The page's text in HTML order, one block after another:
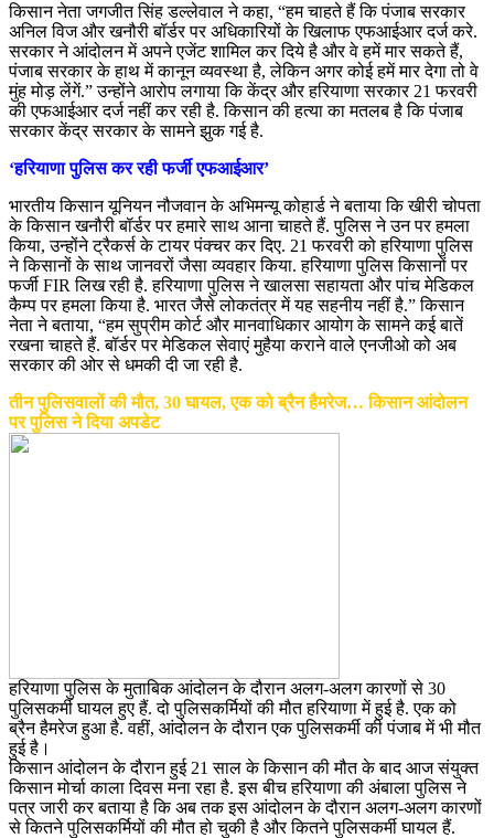
किसान नेता जगजीत सिंह डल्लेवाल ने कहा, “हम चाहते हैं कि पंजाब सरकार
अनिल विज और खनौरी बॉर्डर पर अधिकारियों के खिलाफ एफआईआर दर्ज करे.
सरकार ने आंदोलन में अपने एजेंट शामिल कर दिये है और वे हमें मार सकते हैं,
पंजाब सरकार के हाथ में कानून व्यवस्था है, लेकिन अगर कोई हमें मार देगा तो वे
मुंह मोड़ लेंगें.” उन्होंने आरोप लगाया कि केंद्र और हरियाणा सरकार 21 फरवरी
की एफआईआर दर्ज नहीं कर रही है. किसान की हत्या का मतलब है कि पंजाब
सरकार केंद्र सरकार के सामने झुक गई है.
‘हरियाणा पुलिस कर रही फर्जी एफआईआर’
भारतीय किसान यूनियन नौजवान के अभिमन्यू कोहार्ड ने बताया कि खीरी चोपता
के किसान खनौरी बॉर्डर पर हमारे साथ आना चाहते हैं. पुलिस ने उन पर हमला
किया, उन्होंने ट्रैकर्स के टायर पंक्चर कर दिए. 21 फरवरी को हरियाणा पुलिस
ने किसानों के साथ जानवरों जैसा व्यवहार किया. हरियाणा पुलिस किसानों पर
फर्जी FIR लिख रही है. हरियाणा पुलिस ने खालसा सहायता और पांच मेडिकल
कैम्प पर हमला किया है. भारत जैसे लोकतंत्र में यह सहनीय नहीं है.” किसान
नेता ने बताया, “हम सुप्रीम कोर्ट और मानवाधिकार आयोग के सामने कई बातें
रखना चाहते हैं. बॉर्डर पर मेडिकल सेवाएं मुहैया कराने वाले एनजीओ को अब
सरकार की ओर से धमकी दी जा रही है.
तीन पुलिसवालों की मौत, 30 घायल, एक को ब्रैन हैमरेज… किसान आंदोलन
पर पुलिस ने दिया अपडेट
हरियाणा पुलिस के मुताबिक आंदोलन के दौरान अलग-अलग कारणों से 30
पुलिसकर्मी घायल हुए हैं. दो पुलिसकर्मियों की मौत हरियाणा में हुई है. एक को
ब्रैन हैमरेज हुआ है. वहीं, आंदोलन के दौरान एक पुलिसकर्मी की पंजाब में भी मौत
हुई है।
किसान आंदोलन के दौरान हुई 21 साल के किसान की मौत के बाद आज संयुक्त
किसान मोर्चा काला दिवस मना रहा है. इस बीच हरियाणा की अंबाला पुलिस ने
पत्र जारी कर बताया है कि अब तक इस आंदोलन के दौरान अलग-अलग कारणों
से कितने पुलिसकर्मियों की मौत हो चुकी है और कितने पुलिसकर्मी घायल हैं.